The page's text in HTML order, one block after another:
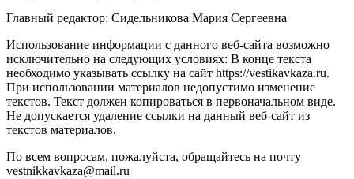
Главный редактор: Сидельникова Мария Сергеевна
Использование информации с данного веб-сайта возможно
исключительно на следующих условиях: В конце текста
необходимо указывать ссылку на сайт https://vestikavkaza.ru.
При использовании материалов недопустимо изменение
текстов. Текст должен копироваться в первоначальном виде.
Не допускается удаление ссылки на данный веб-сайт из
текстов материалов.
По всем вопросам, пожалуйста, обращайтесь на почту
vestnikkavkaza@mail.ru